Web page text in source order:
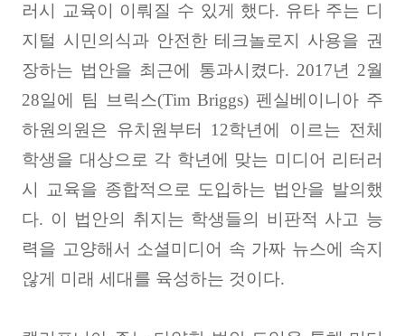
러시 교육이 이뤄질 수 있게 했다. 유타 주는 디
지털 시민의식과 안전한 테크놀로지 사용을 권
장하는 법안을 최근에 통과시켰다. 2017년 2월
28일에 팀 브릭스(Tim Briggs) 펜실베이니아 주
하원의원은 유치원부터 12학년에 이르는 전체
학생을 대상으로 각 학년에 맞는 미디어 리터러
시 교육을 종합적으로 도입하는 법안을 발의했
다. 이 법안의 취지는 학생들의 비판적 사고 능
력을 고양해서 소셜미디어 속 가짜 뉴스에 속지
않게 미래 세대를 육성하는 것이다.